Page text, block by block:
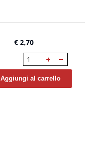
€ 2,70
Aggiungi al carrello